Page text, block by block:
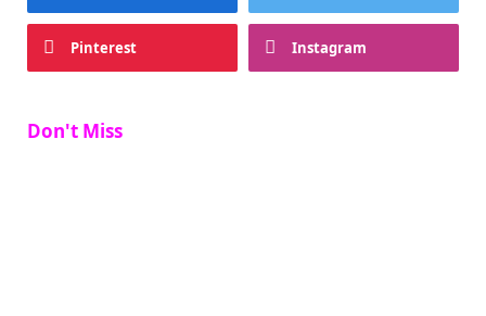
Pinterest Instagram
Don't Miss